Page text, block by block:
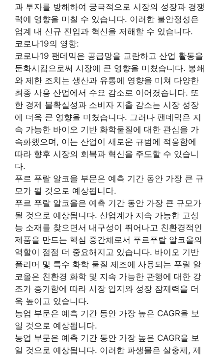
과 투자를 방해하여 궁극적으로 시장의 성장과 경쟁
력에 영향을 미칠 수 있습니다. 이러한 불안정성은
업계 내 신규 진입과 혁신을 저해할 수 있습니다.
코로나19의 영향:
코로나19 팬데믹은 공급망을 교란하고 산업 활동을
둔화시킴으로써 시장에 큰 영향을 미쳤습니다. 봉쇄
와 제한 조치는 생산과 유통에 영향을 미쳐 다양한
최종 사용 산업에서 수요 감소로 이어졌습니다. 또
한 경제 불확실성과 소비자 지출 감소는 시장 성장
에 더욱 큰 영향을 미쳤습니다. 그러나 팬데믹은 지
속 가능한 바이오 기반 화학물질에 대한 관심을 가
속화했으며, 이는 산업이 새로운 규범에 적응함에
따라 향후 시장의 회복과 혁신을 주도할 수 있습니
다.
푸르 푸랄 알코올 부문은 예측 기간 동안 가장 큰 규
모가 될 것으로 예상됩니다.
푸르 푸랄 알코올은 예측 기간 동안 가장 큰 규모가
될 것으로 예상됩니다. 산업계가 지속 가능한 고성
능 소재를 찾으면서 내구성이 뛰어나고 친환경적인
제품을 만드는 핵심 중간체로서 푸르푸랄 알코올의
역할이 점점 더 중요해지고 있습니다. 바이오 기반
폴리머 및 특수 화학 물질 제조에 사용되는 푸릴 알
코올은 친환경 화학 및 지속 가능한 관행에 대한 강
조가 증가함에 따라 시장 입지와 성장 잠재력을 더
욱 높이고 있습니다.
농업 부문은 예측 기간 동안 가장 높은 CAGR을 보
일 것으로 예상됩니다.
농업 부문은 예측 기간 동안 가장 높은 CAGR을 보
일 것으로 예상됩니다. 이러한 파생물은 살충제, 제